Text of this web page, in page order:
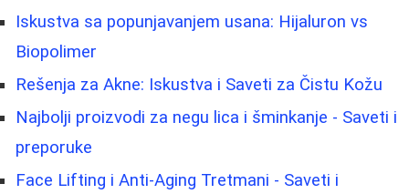
Iskustva sa popunjavanjem usana: Hijaluron vs
Biopolimer
Rešenja za Akne: Iskustva i Saveti za Čistu Kožu
Najbolji proizvodi za negu lica i šminkanje - Saveti i
preporuke
Face Lifting i Anti-Aging Tretmani - Saveti i